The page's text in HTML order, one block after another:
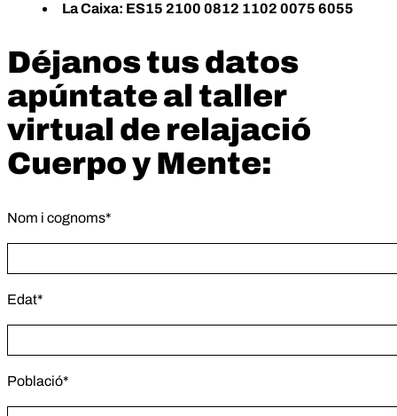
La Caixa: ES15 2100 0812 1102 0075 6055
Déjanos tus datos
apúntate al taller
virtual de relajació
Cuerpo y Mente:
Nom i cognoms*
Edat*
Població*